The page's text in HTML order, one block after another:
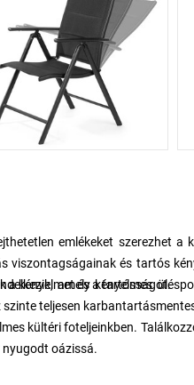
emlékeket szerezhet a
viszontagságainak és tartós
a kényelmet és a tartósságot.
amely kényelmes
teljesen
kültéri foteljeinkben.
oázissá.